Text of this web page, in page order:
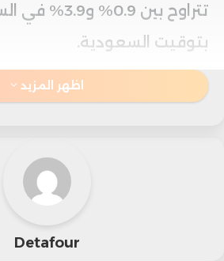
بتوقيت السعودية.
وأوضح محللو باركليز أن
الباردة، قد تشهد دورة فائقة
الإنفاق الدفاعي تمتد حتى
اظهر المزيد
Detafour